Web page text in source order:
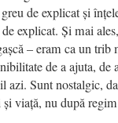
de explicat și
explicat. Și mai
– eram ca un trib
de a ajuta, de
Sunt nostalgic,
viață, nu după